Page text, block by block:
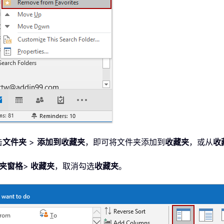
文件夹 > 添加到收藏夹，即可将文件夹添加到 收藏夹，或从收
窗格> 收藏夹，取消勾选收藏夹。